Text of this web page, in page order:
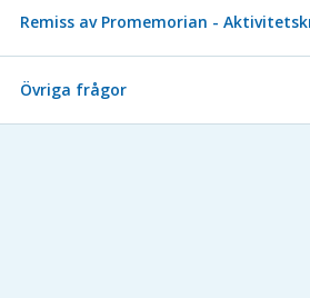
Remiss av Promemorian -
Övriga frågor